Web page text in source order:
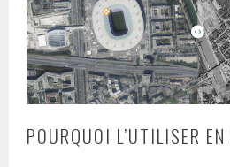
POURQUOI L’UTILISER